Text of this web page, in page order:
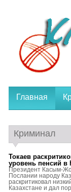
Главная
Криминал
Токаев
уровень пенсий в
Президент Касым-
Послании народу
раскритиковал
Казахстане и дал